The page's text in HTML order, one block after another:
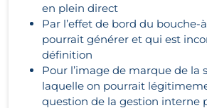
en plein direct
Par l’effet de bord du bouche-
pourrait générer et qui est
définition
Pour l’image de marque de la
laquelle on pourrait
question de la gestion interne